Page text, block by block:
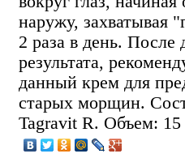
наружу, захватывая
2 раза в день. После
результата,
данный крем для
старых морщин.
Tagravit R. Объем: